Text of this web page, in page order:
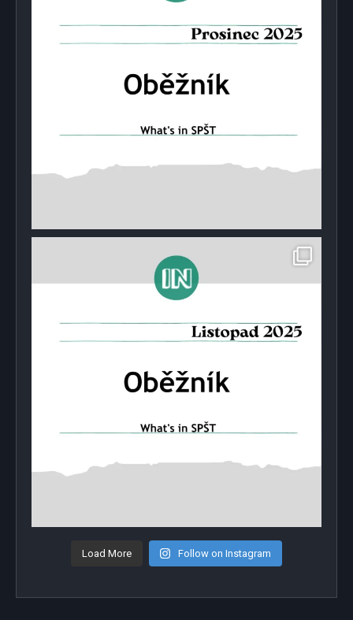
Load More Follow on Instagram